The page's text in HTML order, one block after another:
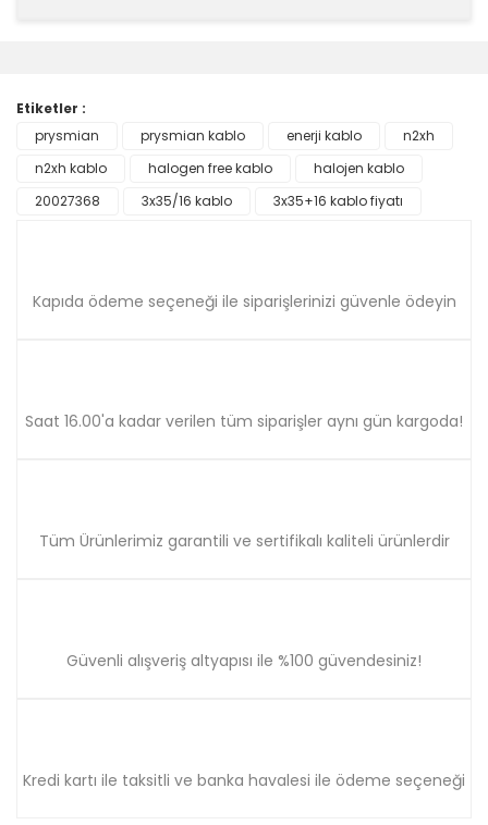
Ürün resmi kalitesiz, bozuk veya görüntülenemiyor.
Ürün açıklamasında eksik bilgiler bulunuyor.
Ürün bilgilerinde hatalar bulunuyor.
Etiketler :
prysmian
prysmian kablo enerji kablo
n2xh
n2xh kablo
halogen free kablo
halojen kablo
20027368
3x35/16 kablo 3x35+16 kablo fiyatı
Kapıda ödeme seçeneği ile siparişlerinizi güvenle ödeyin
Saat 16.00'a kadar verilen tüm siparişler aynı gün kargoda!
Tüm Ürünlerimiz garantili ve sertifikalı kaliteli ürünlerdir
Güvenli alışveriş altyapısı ile %100 güvendesiniz!
Kredi kartı ile taksitli ve banka havalesi ile ödeme seçeneği